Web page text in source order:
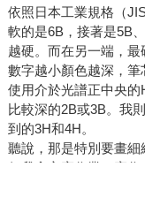
依照日本工業規格（
軟的是6B，接著是5B
越硬。而在另一端，最
數字越小顏色越深，
使用介於光譜正中央
比較深的2B或3B。我
到的3H和4H。
聽說，那是特別要畫細
但我拿它寫作業，寫
精確一點說，我討厭
係。不知道為什麼，